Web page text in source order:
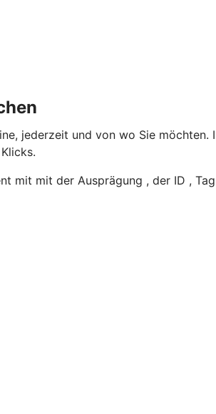
jederzeit und von wo Sie
mit mit der Ausprägung , der ID ,